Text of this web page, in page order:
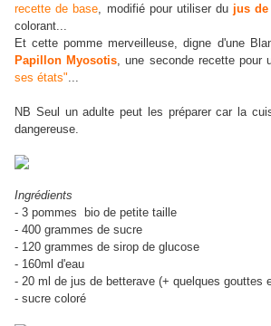
recette de base, modifié pour utiliser du jus de
colorant...
Et cette pomme merveilleuse, digne d'une
Papillon Myosotis, une seconde recette pour
ses états"...
NB Seul un adulte peut les préparer car la
dangereuse.
Ingrédients
- 3 pommes bio de petite taille
- 400 grammes de sucre
- 120 grammes de sirop de glucose
- 160ml d'eau
- 20 ml de jus de betterave (+ quelques gouttes
- sucre coloré